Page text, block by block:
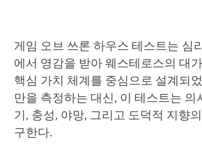
게임 오브 쓰론 하우스 테스트는 심
에서 영감을 받아 웨스테로스의 대
핵심 가치 체계를 중심으로 설계되
만을 측정하는 대신, 이 테스트는 의
기, 충성, 야망, 그리고 도덕적 지향
구한다.